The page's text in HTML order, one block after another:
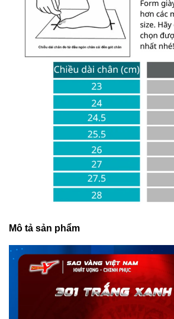
Mô tả sản phẩm